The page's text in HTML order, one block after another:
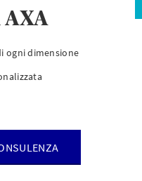
AXA
ogni dimensione